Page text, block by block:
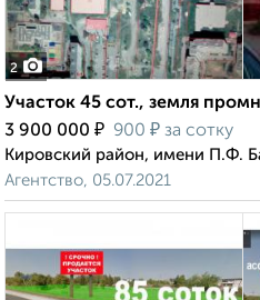
2
Участок 45 сот., земля
3 900 000 ₽ 900 ₽ за сотку
Кировский район, имени П.Ф.
Агентство, 05.07.2021